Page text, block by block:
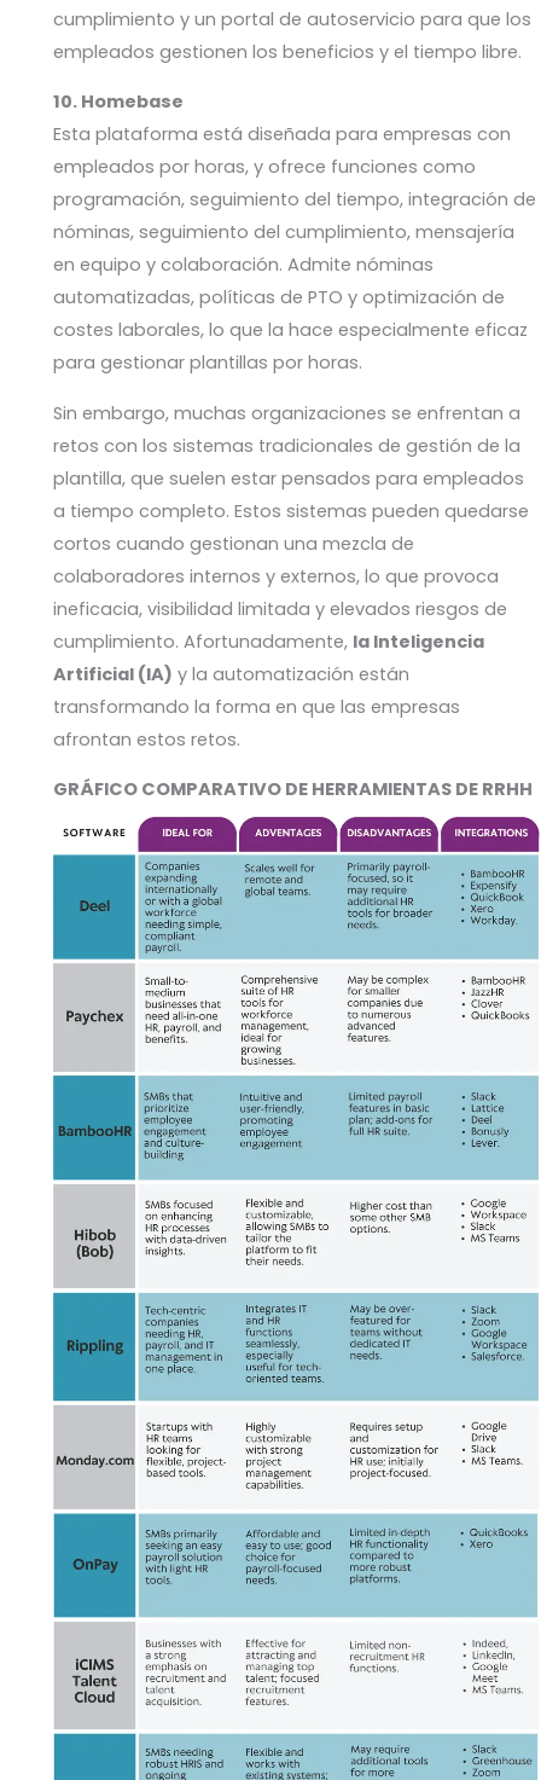
cumplimiento y un portal de autoservicio para que los
empleados gestionen los beneficios y el tiempo libre.
10. Homebase
Esta plataforma está diseñada para empresas con
empleados por horas, y ofrece funciones como
programación, seguimiento del tiempo, integración de
nóminas, seguimiento del cumplimiento, mensajería
en equipo y colaboración. Admite nóminas
automatizadas, políticas de PTO y optimización de
costes laborales, lo que la hace especialmente eficaz
para gestionar plantillas por horas.
Sin embargo, muchas organizaciones se enfrentan a
retos con los sistemas tradicionales de gestión de la
plantilla, que suelen estar pensados para empleados
a tiempo completo. Estos sistemas pueden quedarse
cortos cuando gestionan una mezcla de
colaboradores internos y externos, lo que provoca
ineficacia, visibilidad limitada y elevados riesgos de
cumplimiento. Afortunadamente, la Inteligencia
Artificial (IA) y la automatización están
transformando la forma en que las empresas
afrontan estos retos.
GRÁFICO COMPARATIVO DE HERRAMIENTAS DE RRHH